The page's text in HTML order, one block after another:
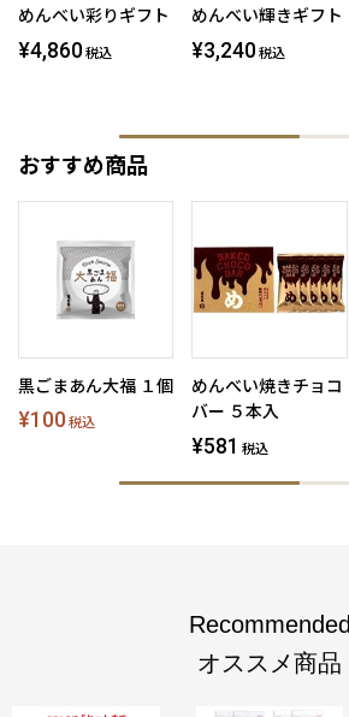
めんべい彩りギフト
¥4,860 税込
めんべい輝きギフト
¥3,240 税込
おすすめ商品
黒ごまあん大福 １個
¥100 税込
めんべい焼きチョコ
バー ５本入
¥581 税込
Recommended
オススメ商品